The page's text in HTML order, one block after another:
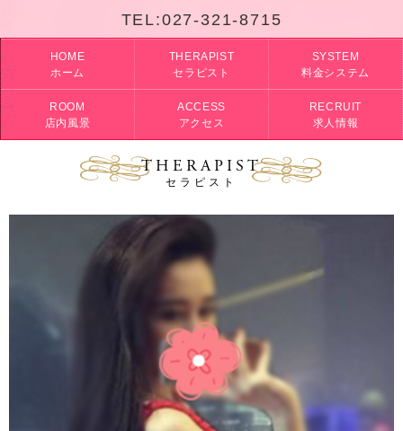
TEL:027-321-8715
HOME
ホーム
THERAPIST
セラピスト
SYSTEM
料金システム
ROOM
店内風景
ACCESS
アクセス
RECRUIT
求人情報
THERAPIST
セラピスト